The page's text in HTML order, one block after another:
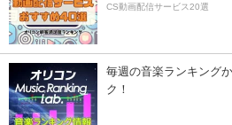
CS動画配信サービス20選
毎週の音楽ランキング
ク！